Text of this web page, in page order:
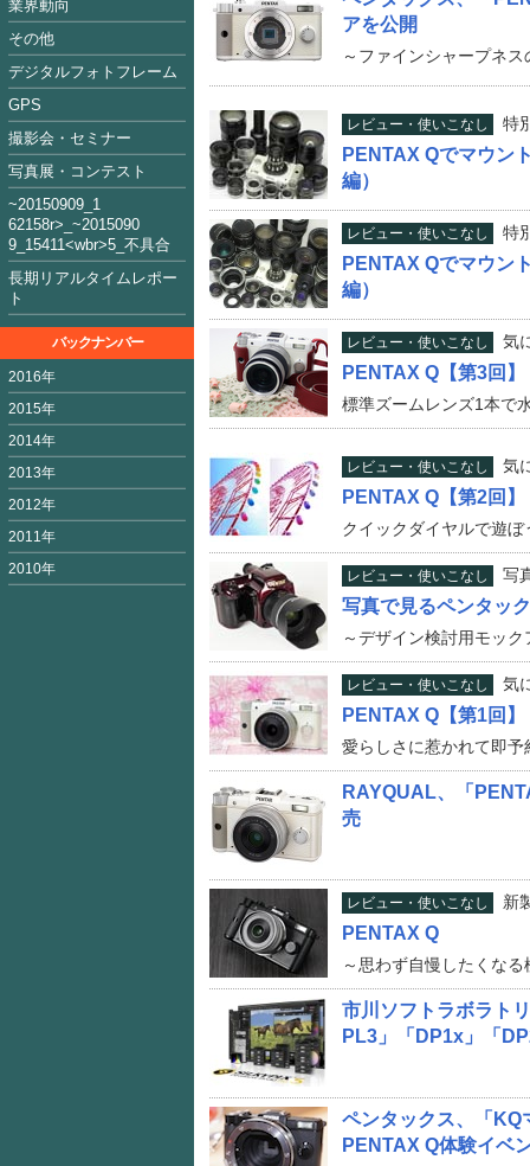
アを公開
～ファインシャープネ
レビュー・使いこなし 特
PENTAX Qでマウン
編）
レビュー・使いこなし 特
PENTAX Qでマウン
編）
レビュー・使いこなし 気
PENTAX Q【第3回】
標準ズームレンズ1本で
レビュー・使いこなし 気
PENTAX Q【第2回】
クイックダイヤルで遊
レビュー・使いこなし 写
写真で見るペンタッ
～デザイン検討用モッ
レビュー・使いこなし 気
PENTAX Q【第1回】
愛らしさに惹かれて即予
RAYQUAL、「
売
レビュー・使いこなし 新
PENTAX Q
～思わず自慢したくな
市川ソフトラボラト
PL3」「DP1x」「
ペンタックス、「KQ
PENTAX Q体験イベ
業界動向
その他
デジタルフォトフレーム
GPS
撮影会・セミナー
写真展・コンテスト
~20150909_1
62158r>_~2015090
9_15411<wbr>5_不具合
長期リアルタイムレポー
ト
バックナンバー
2016年
2015年
2014年
2013年
2012年
2011年
2010年